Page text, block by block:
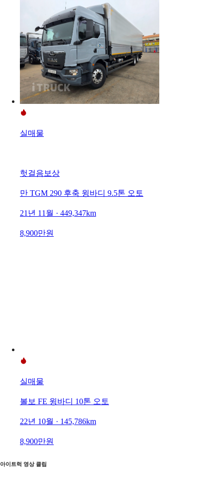
실매물
헛걸음보상
만 TGM 290 후축 윙바디 9.5톤 오토
21년 11월 · 449,347km
8,900만원
실매물
볼보 FE 윙바디 10톤 오토
22년 10월 · 145,786km
8,900만원
아이트럭 영상 클립